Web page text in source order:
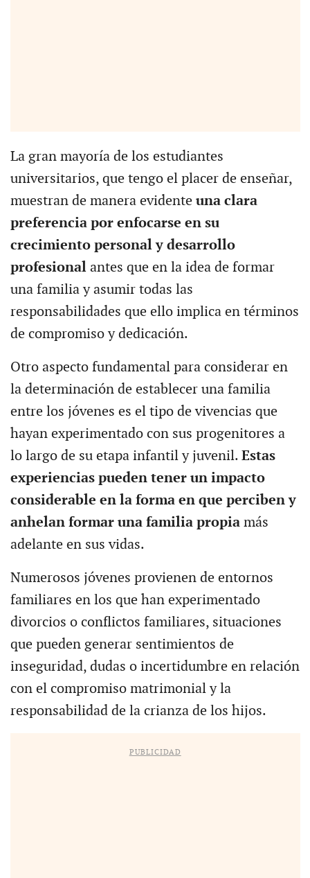
La gran mayoría de los estudiantes
universitarios, que tengo el placer de enseñar,
muestran de manera evidente una clara
preferencia por enfocarse en su
crecimiento personal y desarrollo
profesional antes que en la idea de formar
una familia y asumir todas las
responsabilidades que ello implica en términos
de compromiso y dedicación.
Otro aspecto fundamental para considerar en
la determinación de establecer una familia
entre los jóvenes es el tipo de vivencias que
hayan experimentado con sus progenitores a
lo largo de su etapa infantil y juvenil. Estas
experiencias pueden tener un impacto
considerable en la forma en que perciben y
anhelan formar una familia propiamás
adelante en sus vidas.
Numerosos jóvenes provienen de entornos
familiares en los que han experimentado
divorcios o conflictos familiares, situaciones
que pueden generar sentimientos de
inseguridad, dudas o incertidumbre en relación
con el compromiso matrimonial y la
responsabilidad de la crianza de los hijos.
PUBLICIDAD